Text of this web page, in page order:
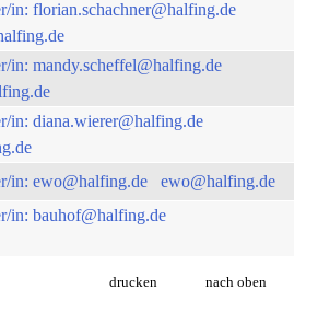
ewo@halfing.de
drucken nach oben